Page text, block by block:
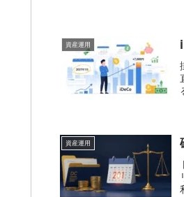
資産運用
資産運用